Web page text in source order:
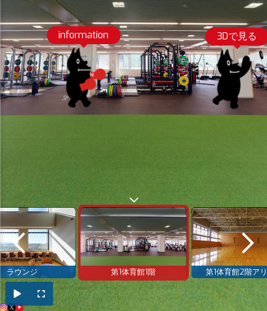
information 3Dで見る
ラウンジ 第1体育館1階 第1体育館2階ア